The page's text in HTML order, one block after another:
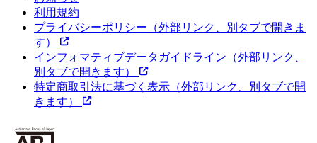
利用規約
プライバシーポリシー （外部リンク、別タブで開きま
す）
インフォマティブデータガイドライン （外部リンク、
別タブで開きます）
特定商取引法に基づく表示 （外部リンク、別タブで開
きます）